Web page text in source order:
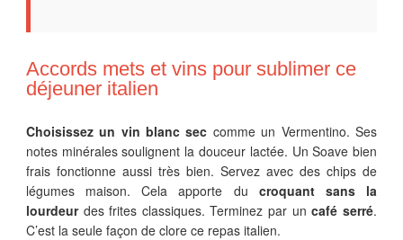
Accords mets et vins pour sublimer ce
déjeuner italien
Choisissez un vin blanc sec comme un Vermentino. Ses
notes minérales soulignent la douceur lactée. Un Soave bien
frais fonctionne aussi très bien. Servez avec des chips de
légumes maison. Cela apporte du croquant sans la
lourdeurdes frites classiques. Terminez par uncafé serré.
C’est la seule façon de clore ce repas italien.